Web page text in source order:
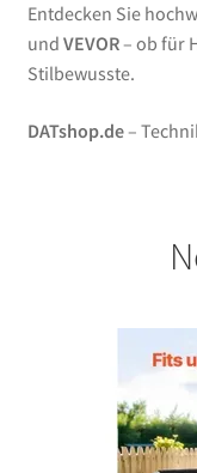
Entdecken Sie
und VEVOR– ob für
Stilbewusste.
DATshop.de–